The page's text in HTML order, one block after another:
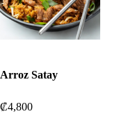
Arroz Satay
₡4,800